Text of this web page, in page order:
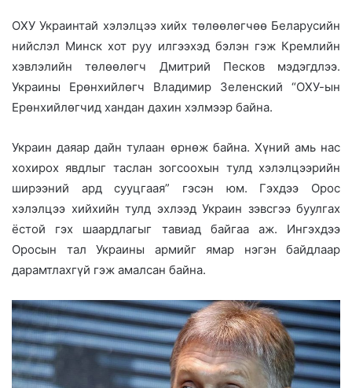
ОХУ Украинтай хэлэлцээ хийх төлөөлөгчөө Беларусийн
нийслэл Минск хот руу илгээхэд бэлэн гэж Кремлийн
хэвлэлийн төлөөлөгч Дмитрий Песков мэдэгдлээ.
Украины Ерөнхийлөгч Владимир Зеленский “ОХУ-ын
Ерөнхийлөгчид хандан дахин хэлмээр байна.
Украин даяар дайн тулаан өрнөж байна. Хүний ​​амь нас
хохирох явдлыг таслан зогсоохын тулд хэлэлцээрийн
ширээний ард сууцгаая” гэсэн юм. Гэхдээ Орос
хэлэлцээ хийхийн тулд эхлээд Украин зэвсгээ буулгах
ёстой гэх шаардлагыг тавиад байгаа аж. Ингэхдээ
Оросын тал Украины армийг ямар нэгэн байдлаар
дарамтлахгүй гэж амалсан байна.